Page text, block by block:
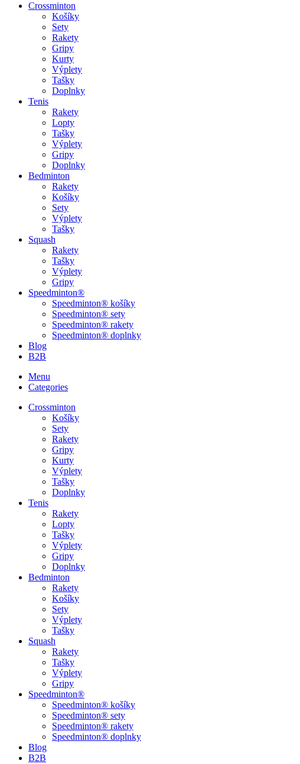
Crossminton
Košíky
Sety
Rakety
Gripy
Kurty
Výplety
Tašky
Doplnky
Tenis
Rakety
Lopty
Tašky
Výplety
Gripy
Doplnky
Bedminton
Rakety
Košíky
Sety
Výplety
Tašky
Squash
Rakety
Tašky
Výplety
Gripy
Speedminton®
Speedminton® košíky
Speedminton® sety
Speedminton® rakety
Speedminton® doplnky
Blog
B2B
Menu
Categories
Crossminton
Košíky
Sety
Rakety
Gripy
Kurty
Výplety
Tašky
Doplnky
Tenis
Rakety
Lopty
Tašky
Výplety
Gripy
Doplnky
Bedminton
Rakety
Košíky
Sety
Výplety
Tašky
Squash
Rakety
Tašky
Výplety
Gripy
Speedminton®
Speedminton® košíky
Speedminton® sety
Speedminton® rakety
Speedminton® doplnky
Blog
B2B